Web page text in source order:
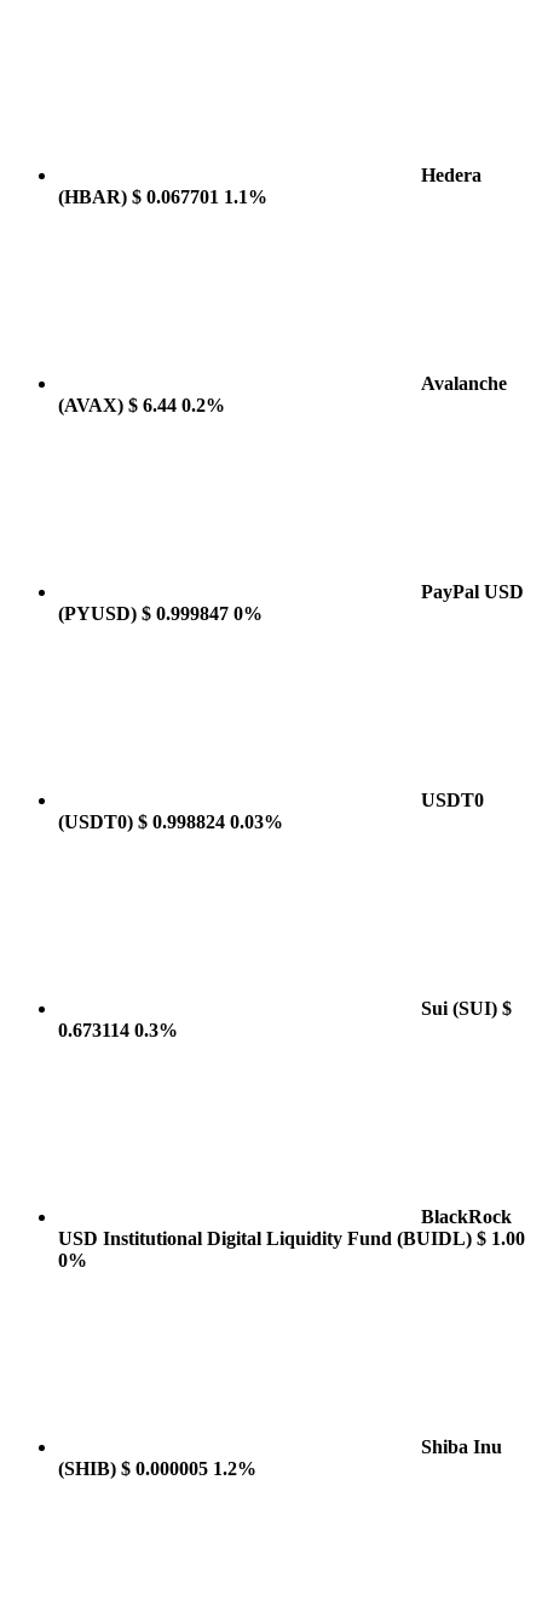
Hedera
(HBAR) $ 0.067701 1.1%
Avalanche
(AVAX) $ 6.44 0.2%
PayPal USD
(PYUSD) $ 0.999847 0%
USDT0
(USDT0) $ 0.998824 0.03%
Sui (SUI) $
0.673114 0.3%
BlackRock
USD Institutional Digital Liquidity Fund (BUIDL) $ 1.00
0%
Shiba Inu
(SHIB) $ 0.000005 1.2%